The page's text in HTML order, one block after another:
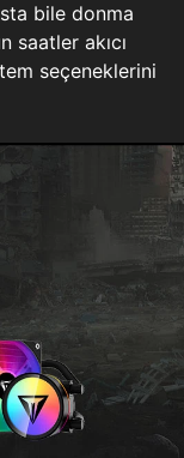
bile donma
saatler akıcı
seçeneklerini